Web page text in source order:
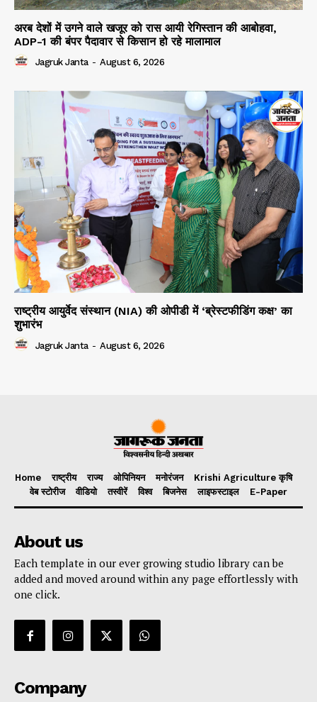
अरब देशों में उगने वाले खजूर को रास आयी रेगिस्तान की आबोहवा,
ADP-1 की बंपर पैदावार से किसान हो रहे मालामाल
Jagruk Janta - August 6, 2026
राष्ट्रीय आयुर्वेद संस्थान (NIA) की ओपीडी में ‘ब्रेस्टफीडिंग कक्ष’ का
शुभारंभ
Jagruk Janta - August 6, 2026
Home राष्ट्रीय राज्य ओपिनियन मनोरंजन
Krishi Agriculture कृषि
वेब स्टोरीज
वीडियो तस्वीरें विश्व बिजनेस लाइफस्टाइल E-Paper
About us
Each template in our ever growing studio library can be
added and moved around within any page effortlessly with
one click.
Company